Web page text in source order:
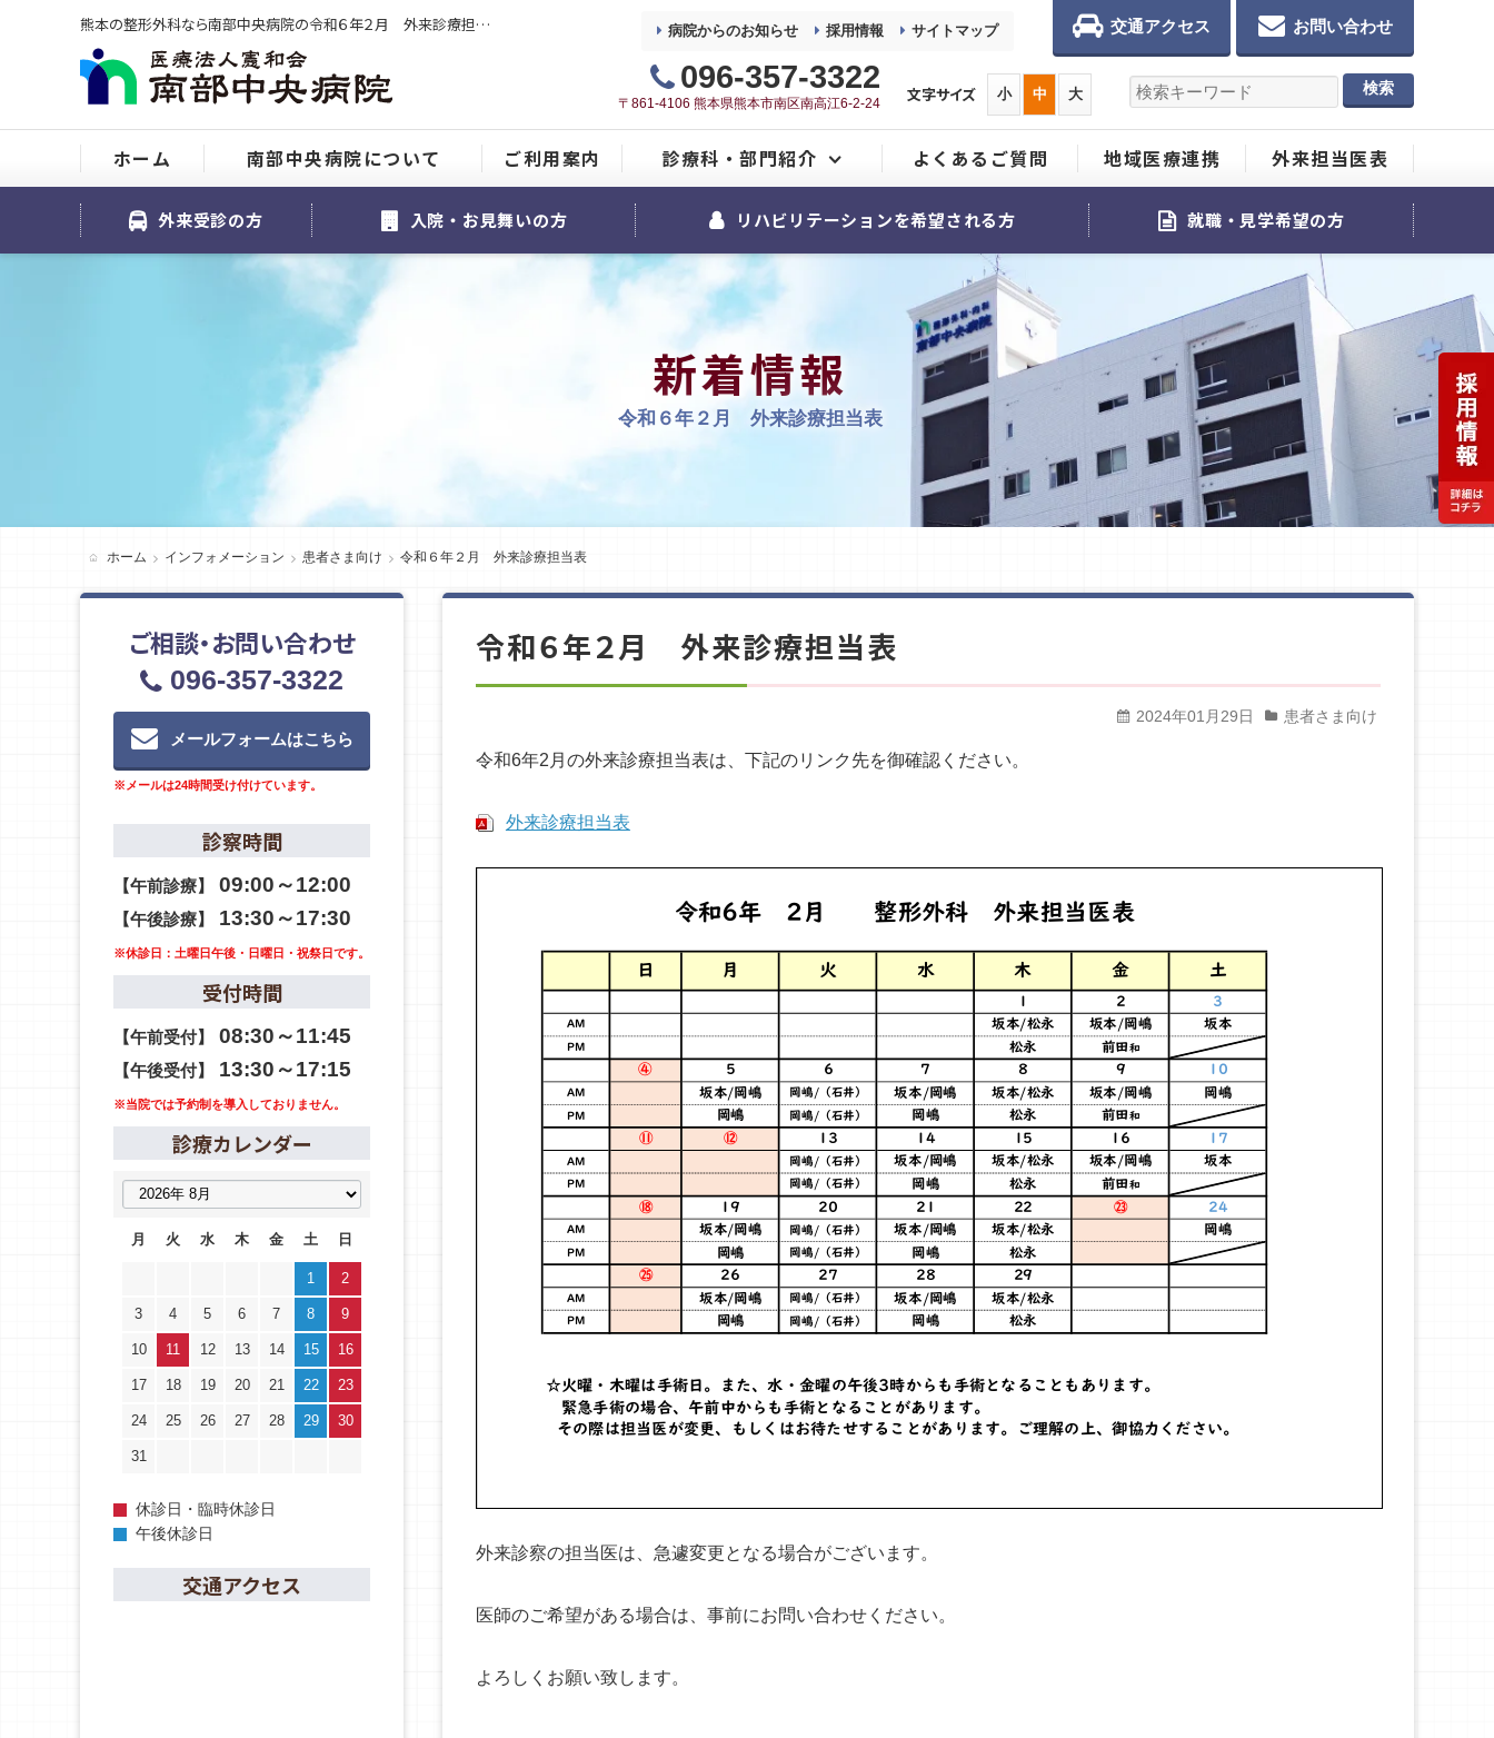
熊本の整形外科なら南部中央病院の令和６年２月 外来診療担当表をご紹介 病院からのお知らせ 採用情報 サイトマップ 交通アクセス お問い合わせ
096-357-3322
〒861-4106 熊本県熊本市南区南高江6-2-24 文字サイズ 小 中 大
ホーム 南部中央病院について ご利用案内 診療科・部門紹介
整形外科
内科
麻酔科
リハビリテーション室
看護部
よくあるご質問 地域医療連携 外来担当医表
外来受診の方 入院・お見舞いの方 リハビリテーションを希望される方 就職・見学希望の方
新着情報
令和６年２月 外来診療担当表
ホーム インフォメーション 患者さま向け 令和６年２月 外来診療担当表
令和６年２月 外来診療担当表
2024年01月29日 患者さま向け
令和6年2月の外来診療担当表は、下記のリンク先を御確認ください。
外来診療担当表
外来診察の担当医は、急遽変更となる場合がございます。
医師のご希望がある場合は、事前にお問い合わせください。
よろしくお願い致します。
ご相談・お問い合わせ
096-357-3322
メールフォームはこちら
※メールは24時間受け付けています。
診察時間
【午前診療】 09:00～12:00
【午後診療】 13:30～17:30
※休診日：土曜日午後・日曜日・祝祭日です。
受付時間
【午前受付】 08:30～11:45
【午後受付】 13:30～17:15
※当院では予約制を導入しておりません。
診療カレンダー
月 火 水 木 金 土 日
1 2
3 4 5 6 7 8 9
10 11 12 13 14 15 16
17 18 19 20 21 22 23
24 25 26 27 28 29 30
31
休診日・臨時休診日
午後休診日
交通アクセス